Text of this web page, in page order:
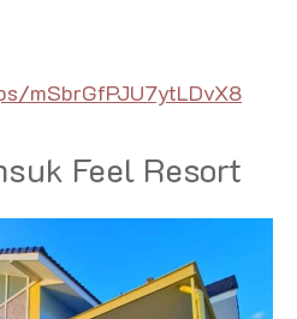
mSbrGfPJU7ytLDvX8
Feel Resort